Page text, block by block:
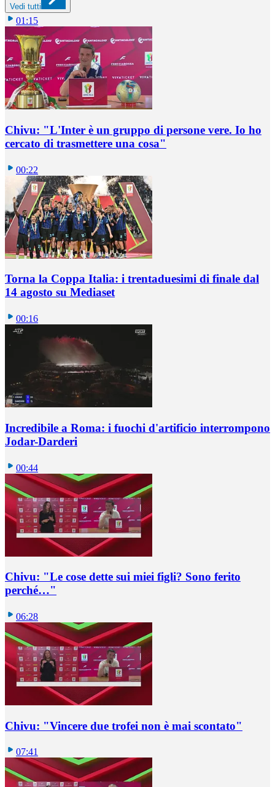
Vedi tutti
01:15
Chivu: "L'Inter è un gruppo di persone vere. Io ho
cercato di trasmettere una cosa"
00:22
Torna la Coppa Italia: i trentaduesimi di finale dal
14 agosto su Mediaset
00:16
Incredibile a Roma: i fuochi d'artificio interrompono
Jodar-Darderi
00:44
Chivu: "Le cose dette sui miei figli? Sono ferito
perché…"
06:28
Chivu: "Vincere due trofei non è mai scontato"
07:41